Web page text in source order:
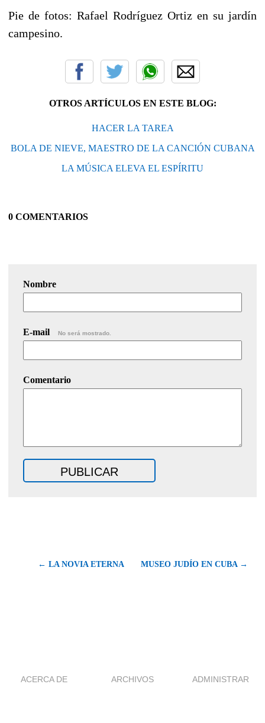
Pie de fotos: Rafael Rodríguez Ortiz en su jardín
campesino.
OTROS ARTÍCULOS EN ESTE BLOG:
HACER LA TAREA
BOLA DE NIEVE, MAESTRO DE LA CANCIÓN CUBANA
LA MÚSICA ELEVA EL ESPÍRITU
0 COMENTARIOS
Nombre
E-mail No será mostrado.
Comentario
← LA NOVIA ETERNA MUSEO JUDÍO EN CUBA →
ACERCA DE ARCHIVOS ADMINISTRAR